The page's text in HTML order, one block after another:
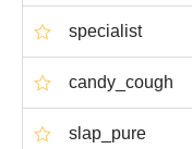
specialist
candy_cough
slap_pure